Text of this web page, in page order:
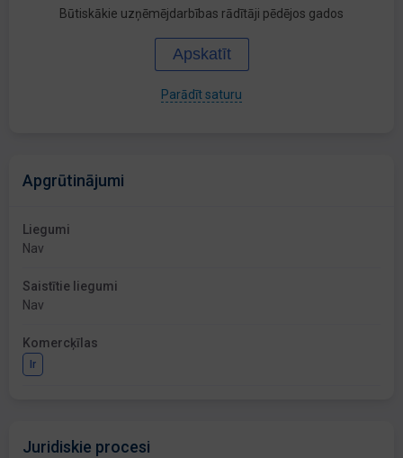
Būtiskākie uzņēmējdarbības rādītāji pēdējos gados
Apskatīt
Parādīt saturu
Apgrūtinājumi
Liegumi
Nav
Saistītie liegumi
Nav
Komercķīlas
Ir
Juridiskie procesi